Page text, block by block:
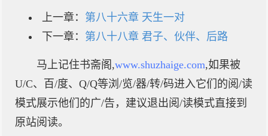
上一章： 第八十六章 天生一对
下一章： 第八十八章 君子、伙伴、后路
马上记住书斋阁,www.shuzhaige.com,如果被
U/C、百/度、Q/Q等浏/览/器/转/码进入它们的阅/读
模式展示他们的广/告，建议退出阅/读模式直接到
原站阅读。